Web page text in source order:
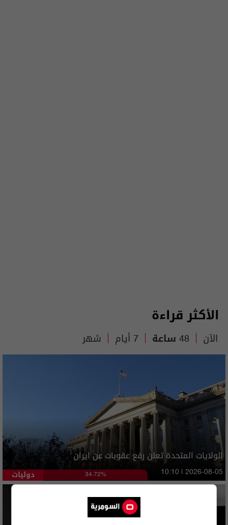
الأكثر قراءة
الآن 48 ساعة 7 أيام شهر
الولايات المتحدة تعلن رفع عقوبات عن ايران
دوليات 34.72% 10:10 | 2026-08-05